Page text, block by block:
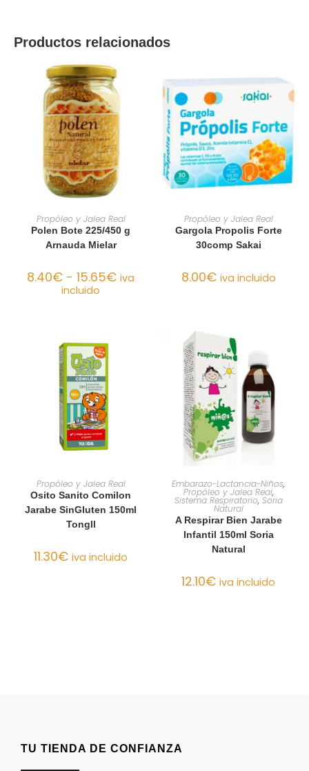
Productos relacionados
SELECCIONAR OPCIONES
Propóleo y Jalea Real
Polen Bote 225/450 g
Arnauda Mielar
8.40€ - 15.65€ iva
incluido
AÑADIR AL CARRITO
Propóleo y Jalea Real
Gargola Propolis Forte
30comp Sakai
8.00€ iva incluido
AÑADIR AL CARRITO
Propóleo y Jalea Real
Osito Sanito Comilon
Jarabe SinGluten 150ml
TongIl
11.30€ iva incluido
AÑADIR AL CARRITO
Embarazo-Lactancia-Niños,
Propóleo y Jalea Real,
Sistema Respiratorio, Soria
Natural
A Respirar Bien Jarabe
Infantil 150ml Soria
Natural
12.10€ iva incluido
TU TIENDA DE CONFIANZA